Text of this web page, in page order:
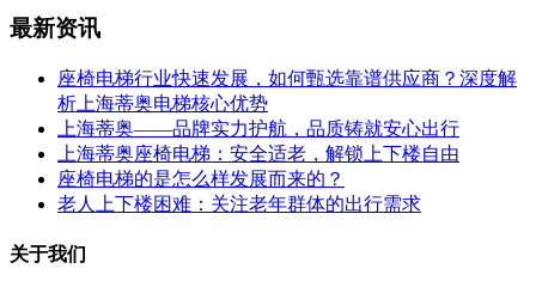
最新资讯
座椅电梯行业快速发展，如何甄选靠谱供应商？深度解
析上海蒂奥电梯核心优势
上海蒂奥——品牌实力护航，品质铸就安心出行
上海蒂奥座椅电梯：安全适老，解锁上下楼自由
座椅电梯的是怎么样发展而来的？
老人上下楼困难：关注老年群体的出行需求
关于我们